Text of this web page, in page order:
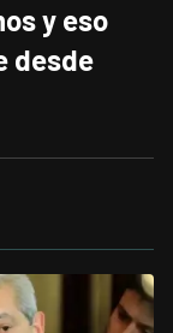
y eso
desde